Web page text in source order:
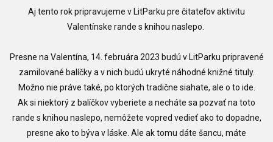
Aj tento rok pripravujeme v LitParku pre čitateľov aktivitu
Valentínske rande s knihou naslepo.
Presne na Valentína, 14. februára 2023 budú v LitParku pripravené
zamilované balíčky a v nich budú ukryté náhodné knižné tituly.
Možno nie práve také, po ktorých tradične siahate, ale o to ide.
Ak si niektorý z balíčkov vyberiete a necháte sa pozvať na toto
rande s knihou naslepo, nemôžete vopred vedieť ako to dopadne,
presne ako to býva v láske. Ale ak tomu dáte šancu, máte